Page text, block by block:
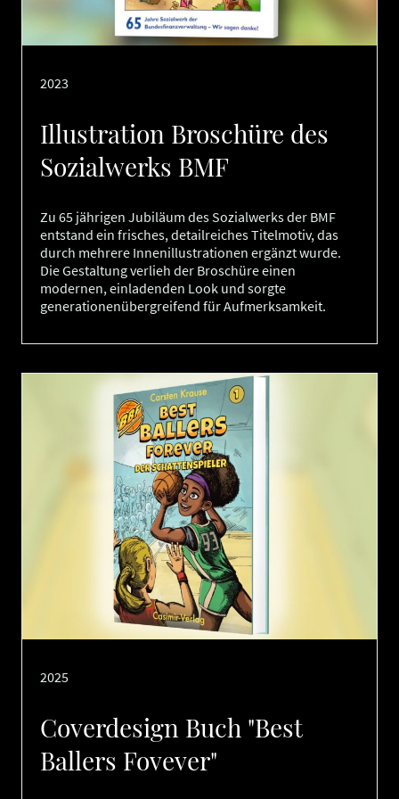
2023
Illustration Broschüre des
Sozialwerks BMF
Zu 65 jährigen Jubiläum des Sozialwerks der BMF
entstand ein frisches, detailreiches Titelmotiv, das
durch mehrere Innenillustrationen ergänzt wurde.
Die Gestaltung verlieh der Broschüre einen
modernen, einladenden Look und sorgte
generationenübergreifend für Aufmerksamkeit.
2025
Coverdesign Buch "Best
Ballers Fovever"